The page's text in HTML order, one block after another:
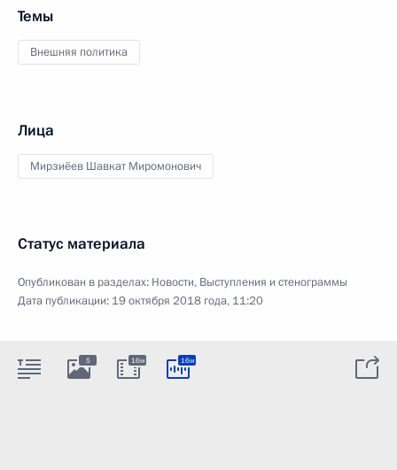
Темы
Внешняя политика
Лица
Мирзиёев Шавкат Миромонович
Статус материала
Опубликован в разделах: Новости, Выступления и стенограммы
Дата публикации: 19 октября 2018 года, 11:20
5 16м 16м